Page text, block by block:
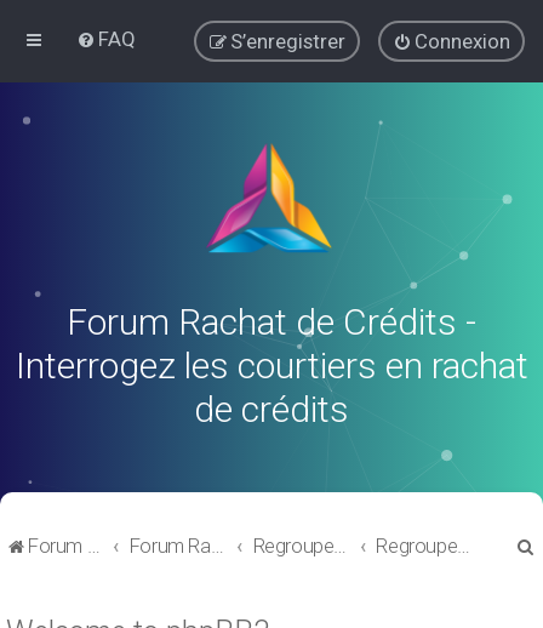
FAQ Connexion
S’enregistrer
Forum Rachat de Crédits -
Interrogez les courtiers en rachat
de crédits
Forum de discussions sur le Regroupement de Crédits et le Rachat de Crédits Forum Rachat de Crédits Regroupement de crédits ou Rachat de Crédits pour Propriétaire Regroupement de crédits avec garantie